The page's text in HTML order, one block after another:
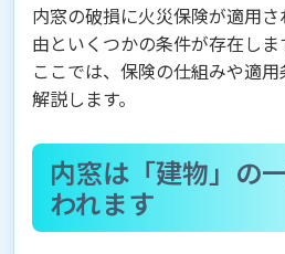
内窓の破損に火災保険が適用
由といくつかの条件が存在しま
ここでは、保険の仕組みや適
解説します。
内窓は「建物」の
われます